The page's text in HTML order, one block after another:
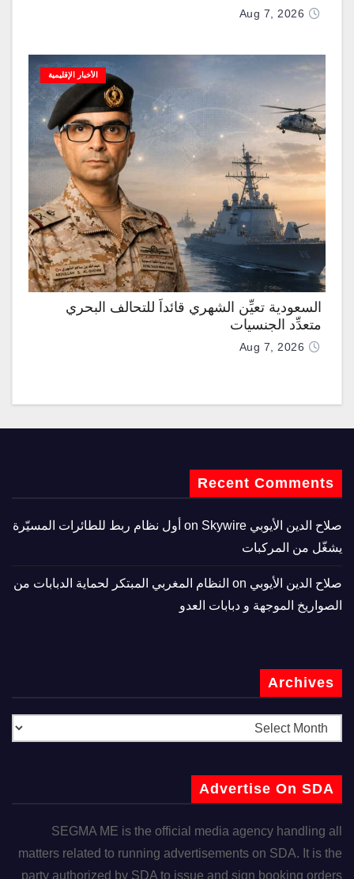
Aug 7, 2026
الأخبار الإقليمية
السعودية تعيِّن الشهري قائداً للتحالف البحري
متعدِّد الجنسيات
Aug 7, 2026
Recent Comments
صلاح الدين الأيوبي
Skywire أول نظام ربط للطائرات المسيّرة
يشغّل من المركبات
صلاح الدين الأيوبي
النظام المغربي المبتكر لحماية الدبابات من
الصواريخ الموجهة و دبابات العدو
Archives
Advertise On SDA
SEGMA ME is the official media agency handling all
matters related to running advertisements on SDA. It is the
party authorized by SDA to issue and sign booking orders